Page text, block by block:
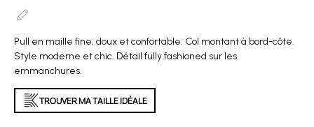
Pull en maille fine, doux et confortable. Col montant à bord-côte.
Style moderne et chic. Détail fully fashioned sur les
emmanchures.
TROUVER MA TAILLE IDÉALE